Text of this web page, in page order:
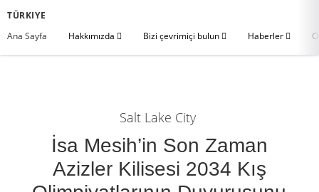
TÜRKIYE
Ana Sayfa
Hakkımızda Bizi çevrimiçi bulun Haberler
Salt Lake City
İsa Mesih’in Son Zaman
Azizler Kilisesi 2034 Kış